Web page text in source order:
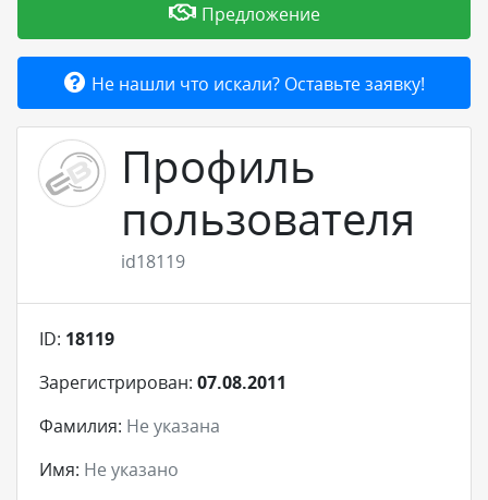
Товары и услуги
Добавить товар или услугу
Предложение
Не нашли что искали? Оставьте заявку!
Профиль
пользователя
id18119
ID: 18119
Зарегистрирован: 07.08.2011
Фамилия: Не указана
Имя: Не указано